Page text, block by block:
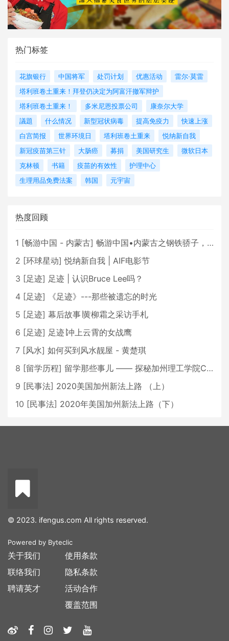
热门标签
花旗银行 中国将军 处罚计划 优惠活动
雷尔·莫雷
塔利班卷土重来！拜登仍决定为阿富汗撤军辩护
塔利班卷土重来！
多米尼恩投票公司
康奈尔大学
議題
什么情况 新型冠状病毒 提高免疫力
快速上涨
白宫简报
世界环境日 塔利班卷土重来
悦纳新自我
新冠疫苗第三针
大肠癌 募捐 美国研究生
微软日本
克林顿
书籍 疫苗的有效性
护理中心
生理用品免费法案
韩国 元宇宙
热度回顾
1 [畅游中国 - 内蒙古] 畅游中国•内蒙古之钢铁骄子，魅力包头
2 [环球星动] 悦纳新自我 | AIF电影节
3 [足迹] 足迹 | 认识Bruce Lee吗？
4 [足迹]
《足迹》---那些被遗忘的时光
5 [足迹] 幕后故事∣黄柳霜之采访手札
6 [足迹] 足迹∣冲上云霄的女战鹰
7 [风水] 如何买到风水靓屋 - 黄楚琪
8 [留学历程] 留学那些事儿 —— 探秘加州理工学院Caltech博士生活 [上集]
9 [民事法] 2020美国加州新法上路 （上）
10 [民事法] 2020年美国加州新法上路（下）
© 2023. ifengus.com All rights reserved.
Powered by Byteclic
关于我们
联络我们
聘请英才
使用条款
隐私条款
活动合作
覆盖范围